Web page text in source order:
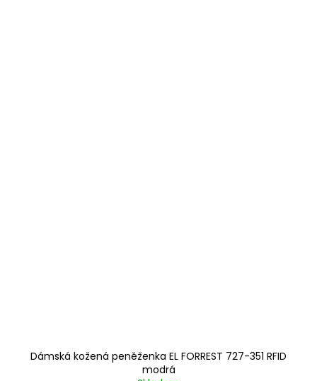
Dámská kožená peněženka EL FORREST 727-351 RFID
modrá